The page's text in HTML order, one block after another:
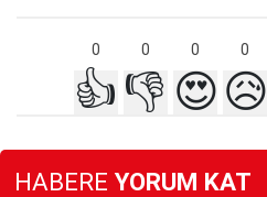
0 0 0 0
👍 👎 😍😥
HABERE YORUM KAT